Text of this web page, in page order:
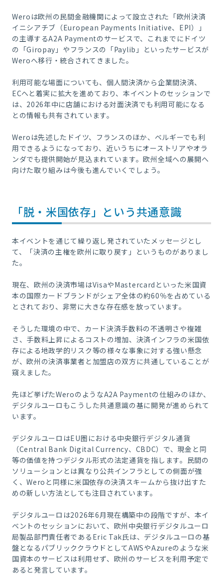
Weroは欧州の民間金融機関によって設立された「欧州決済
イニシアチブ（European Payments Initiative、EPI）」
の主導するA2A Paymentのサービスで、これまでにドイツ
の「Giropay」やフランスの「Paylib」といったサービスが
Weroへ移行・統合されてきました。
利用可能な場面についても、個人間決済から企業間決済、
ECへと着実に拡大を進めており、本イベントのセッションで
は、2026年中に店舗における対面決済でも利用可能になる
との情報も共有されています。
Weroは先述したドイツ、フランスのほか、ベルギーでも利
用できるようになっており、近いうちにオーストリアやオラ
ンダでも提供開始が見込まれています。欧州全域への展開へ
向けた取り組みは今後も進んでいくでしょう。
「脱・米国依存」という共通意識
本イベントを通じて繰り返し発されていたメッセージとし
て、「決済の主権を欧州に取り戻す」というものがありまし
た。
現在、欧州の決済市場はVisaやMastercardといった米国資
本の国際カードブランドがシェア全体の約60％を占めている
とされており、非常に大きな存在感を放っています。
そうした環境の中で、カード決済手数料の不透明さや複雑
さ、手数料上昇によるコストの増加、決済インフラの米国依
存による地政学的リスク等の様々な事象に対する強い懸念
が、欧州の決済事業者と加盟店の双方に共通していることが
窺えました。
先ほど挙げたWeroのようなA2A Paymentの仕組みのほか、
デジタルユーロもこうした共通意識の基に開発が進められて
います。
デジタルユーロはEU圏における中央銀行デジタル通貨
（Central Bank Digital Currency、CBDC）で、現金と同
等の価値を持つデジタル形式の法定通貨を指します。民間の
ソリューションとは異なり公共インフラとしての側面が強
く、Weroと同様に米国依存の決済スキームから抜け出すた
めの新しい方法としても注目されています。
デジタルユーロは2026年6月現在構築中の段階ですが、本イ
ベントのセッションにおいて、欧州中央銀行デジタルユーロ
局製品部門責任者であるEric Tak氏は、デジタルユーロの基
盤となるパブリッククラウドとしてAWSやAzureのような米
国資本のサービスは利用せず、欧州のサービスを利用予定で
あると発言しています。